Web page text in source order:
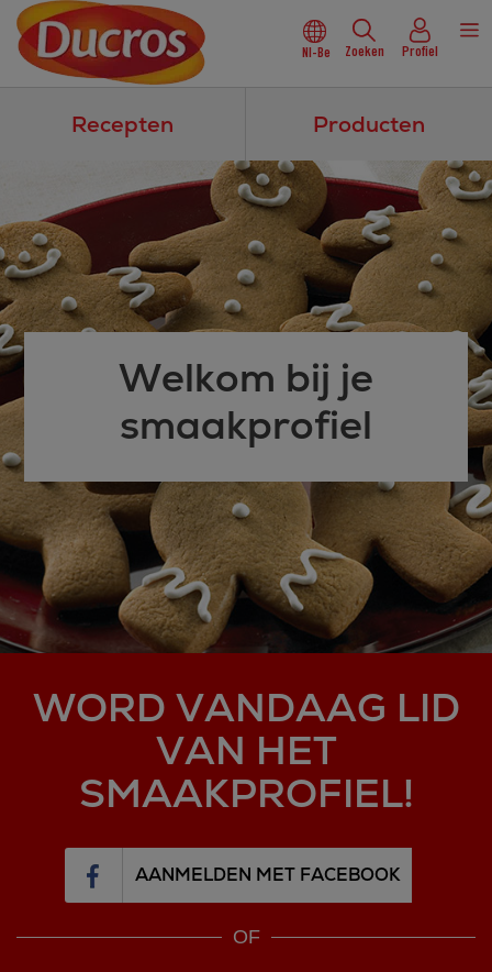
Nl-Be Zoeken Profiel
Recepten Producten
Welkom bij je
smaakprofiel
WORD VANDAAG LID
VAN HET
SMAAKPROFIEL!
AANMELDEN MET FACEBOOK
OF